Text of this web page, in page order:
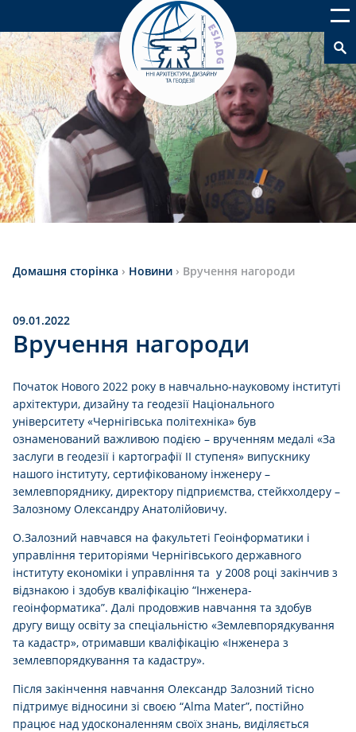
Домашня сторінка › Новини › Вручення нагороди
09.01.2022
Вручення нагороди
Початок Нового 2022 року в навчально-науковому інституті
архітектури, дизайну та геодезії Національного
університету «Чернігівська політехніка» був
ознаменований важливою подією – врученням медалі «За
заслуги в геодезії і картографії ІІ ступеня» випускнику
нашого інституту, сертифікованому інженеру –
землевпоряднику, директору підприємства, стейкхолдеру –
Залозному Олександру Анатолійовичу.
О.Залозний навчався на факультеті Геоінформатики і
управління територіями Чернігівського державного
інституту економіки і управління та у 2008 році закінчив з
відзнакою і здобув кваліфікацію “Інженера-
геоінформатика”. Далі продовжив навчання та здобув
другу вищу освіту за спеціальністю «Землевпорядкування
та кадастр», отримавши кваліфікацію «Інженера з
землевпорядкування та кадастру».
Після закінчення навчання Олександр Залозний тісно
підтримує відносини зі своєю “Alma Mater”, постійно
працює над удосконаленням своїх знань, виділяється